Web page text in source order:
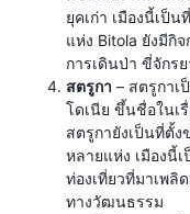
ยุคเก่า เมืองนี้เป็
แห่ง Bitola ยังมีกิ
การเดินป่า ขี่จักร
สตรูกา – สตรูกาเ
โดเนีย ขึ้นชื่อในเ
สตรูกายังเป็นที่ตั้
หลายแห่ง เมืองนี้
ท่องเที่ยวที่มาเพลิ
ทางวัฒนธรรม